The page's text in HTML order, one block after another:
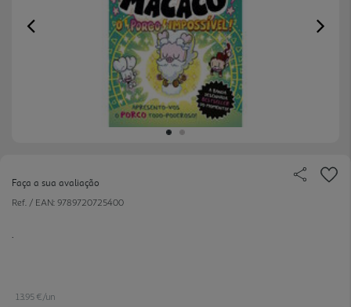
Previous
Faça a sua avaliação
Ref. / EAN: 9789720725400
13.95 €/un